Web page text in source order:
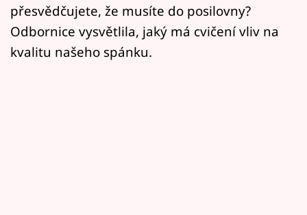
Sledujte nás
přesvědčujete, že musíte do posilovny?
Odbornice vysvětlila, jaký má cvičení vliv na
kvalitu našeho spánku.